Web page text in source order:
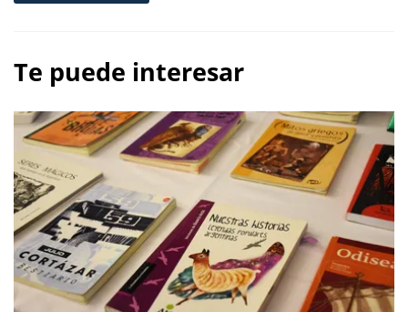
Te puede interesar